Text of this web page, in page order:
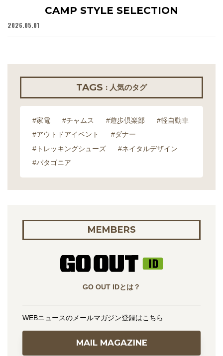
CAMP STYLE SELECTION
2026.05.01
TAGS : 人気のタグ
#家電 #チャムス #遊歩倶楽部
#軽自動車
#アウトドアイベント
#ダナー
#トレッキングシューズ
#ネイタルデザイン
#パタゴニア
MEMBERS
GO OUT IDとは？
WEBニュースのメールマガジン登録はこちら
MAIL MAGAZINE